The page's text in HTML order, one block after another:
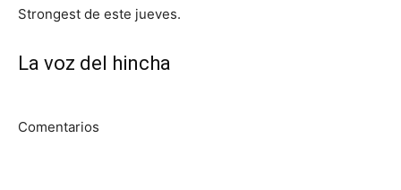
Strongest de este jueves.
La voz del hincha
Comentarios